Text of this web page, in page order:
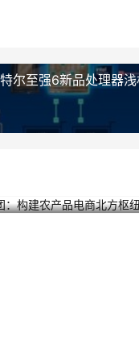
尔至强6新品处理器浅
：构建农产品电商北
1日